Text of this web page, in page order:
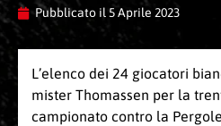
Pubblicato il5 Aprile 2023
L’elenco dei 24 giocatori
mister Thomassen per la
campionato contro la